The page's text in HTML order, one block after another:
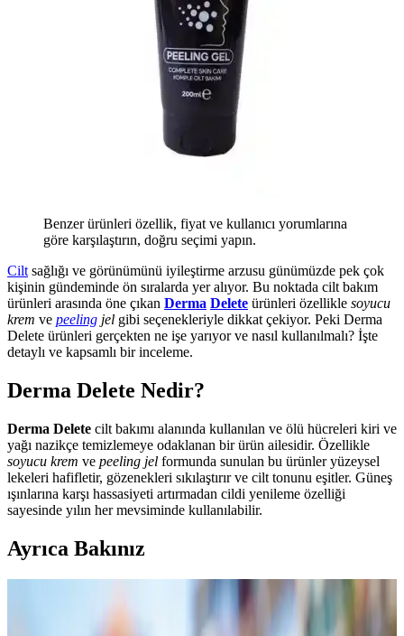
Benzer ürünleri özellik, fiyat ve kullanıcı yorumlarına
göre karşılaştırın, doğru seçimi yapın.
Cilt sağlığı ve görünümünü iyileştirme arzusu günümüzde pek çok
kişinin gündeminde ön sıralarda yer alıyor. Bu noktada cilt bakım
ürünleri arasında öne çıkan Derma Delete ürünleri özellikle soyucu
krem ve peeling jel gibi seçenekleriyle dikkat çekiyor. Peki Derma
Delete ürünleri gerçekten ne işe yarıyor ve nasıl kullanılmalı? İşte
detaylı ve kapsamlı bir inceleme.
Derma Delete Nedir?
Derma Delete cilt bakımı alanında kullanılan ve ölü hücreleri kiri ve
yağı nazikçe temizlemeye odaklanan bir ürün ailesidir. Özellikle
soyucu krem ve peeling jel formunda sunulan bu ürünler yüzeysel
lekeleri hafifletir, gözenekleri sıkılaştırır ve cilt tonunu eşitler. Güneş
ışınlarına karşı hassasiyeti artırmadan cildi yenileme özelliği
sayesinde yılın her mevsiminde kullanılabilir.
Ayrıca Bakınız
NanoSteamer ile Nano-Ionic Buhar Teknolojisiyle
Yenilikçi Cilt Bakımı Çözümleri